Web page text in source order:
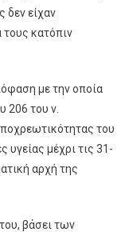
δεν είχαν
τους κατόπιν
με την οποία
206 του ν.
του
μέχρι τις 31-
αρχή της
βάσει των